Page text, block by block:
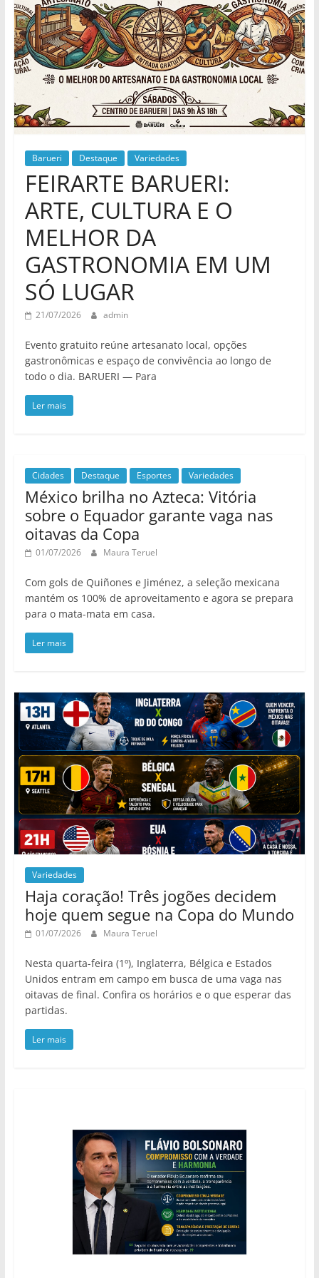
Barueri Destaque Variedades
FEIRARTE BARUERI:
ARTE, CULTURA E O
MELHOR DA
GASTRONOMIA EM UM
SÓ LUGAR
21/07/2026 admin
Evento gratuito reúne artesanato local, opções
gastronômicas e espaço de convivência ao longo de
todo o dia. BARUERI — Para
Ler mais
Cidades Destaque Esportes Variedades
México brilha no Azteca: Vitória
sobre o Equador garante vaga nas
oitavas da Copa
01/07/2026 Maura Teruel
Com gols de Quiñones e Jiménez, a seleção mexicana
mantém os 100% de aproveitamento e agora se prepara
para o mata-mata em casa.
Ler mais
Variedades
Haja coração! Três jogões decidem
hoje quem segue na Copa do Mundo
01/07/2026 Maura Teruel
Nesta quarta-feira (1º), Inglaterra, Bélgica e Estados
Unidos entram em campo em busca de uma vaga nas
oitavas de final. Confira os horários e o que esperar das
partidas.
Ler mais